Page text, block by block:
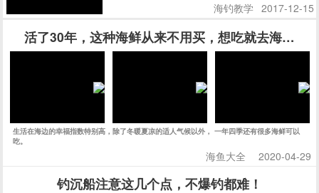
海钓教学 2017-12-15
活了30年，这种海鲜从来不用买，想吃就去海边挖
生活在海边的幸福指数特别高，除了冬暖夏凉的适人气候以外， 一年四季还有很多海鲜可以
吃。
海鱼大全 2020-04-29
钓沉船注意这几个点，不爆钓都难！